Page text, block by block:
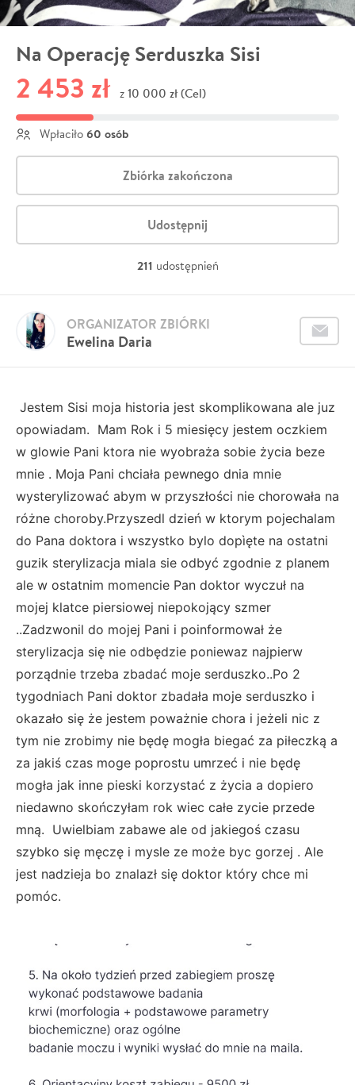
Na Operację Serduszka Sisi
2 453 zł z 10 000 zł (Cel)
Wpłaciło 60 osób
Zbiórka zakończona
Udostępnij
211 udostępnień
Ewelina Daria
ORGANIZATOR ZBIÓRKI
Jestem Sisi moja historia jest skomplikowana ale juz
opowiadam. Mam Rok i 5 miesięcy jestem oczkiem
w glowie Pani ktora nie wyobraża sobie życia beze
mnie . Moja Pani chciała pewnego dnia mnie
wysterylizować abym w przyszłości nie chorowała na
różne choroby.Przyszedl dzień w ktorym pojechalam
do Pana doktora i wszystko bylo dopìęte na ostatni
guzik sterylizacja miala sie odbyć zgodnie z planem
ale w ostatnim momencie Pan doktor wyczuł na
mojej klatce piersiowej niepokojący szmer
..Zadzwonil do mojej Pani i poinformował że
sterylizacja się nie odbędzie poniewaz najpierw
porządnie trzeba zbadać moje serduszko..Po 2
tygodniach Pani doktor zbadała moje serduszko i
okazało się że jestem poważnie chora i jeżeli nic z
tym nie zrobimy nie będę mogła biegać za piłeczką a
za jakiś czas moge poprostu umrzeć i nie będę
mogła jak inne pieski korzystać z życia a dopiero
niedawno skończyłam rok wiec całe zycie przede
mną. Uwielbiam zabawe ale od jakiegoś czasu
szybko się męczę i mysle ze może byc gorzej . Ale
jest nadzieja bo znalazł się doktor który chce mi
pomóc.